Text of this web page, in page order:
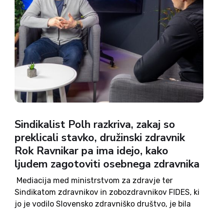
Sindikalist Polh razkriva, zakaj so
preklicali stavko, družinski zdravnik
Rok Ravnikar pa ima idejo, kako
ljudem zagotoviti osebnega zdravnika
Mediacija med ministrstvom za zdravje ter
Sindikatom zdravnikov in zobozdravnikov FIDES, ki
jo je vodilo Slovensko zdravniško društvo, je bila